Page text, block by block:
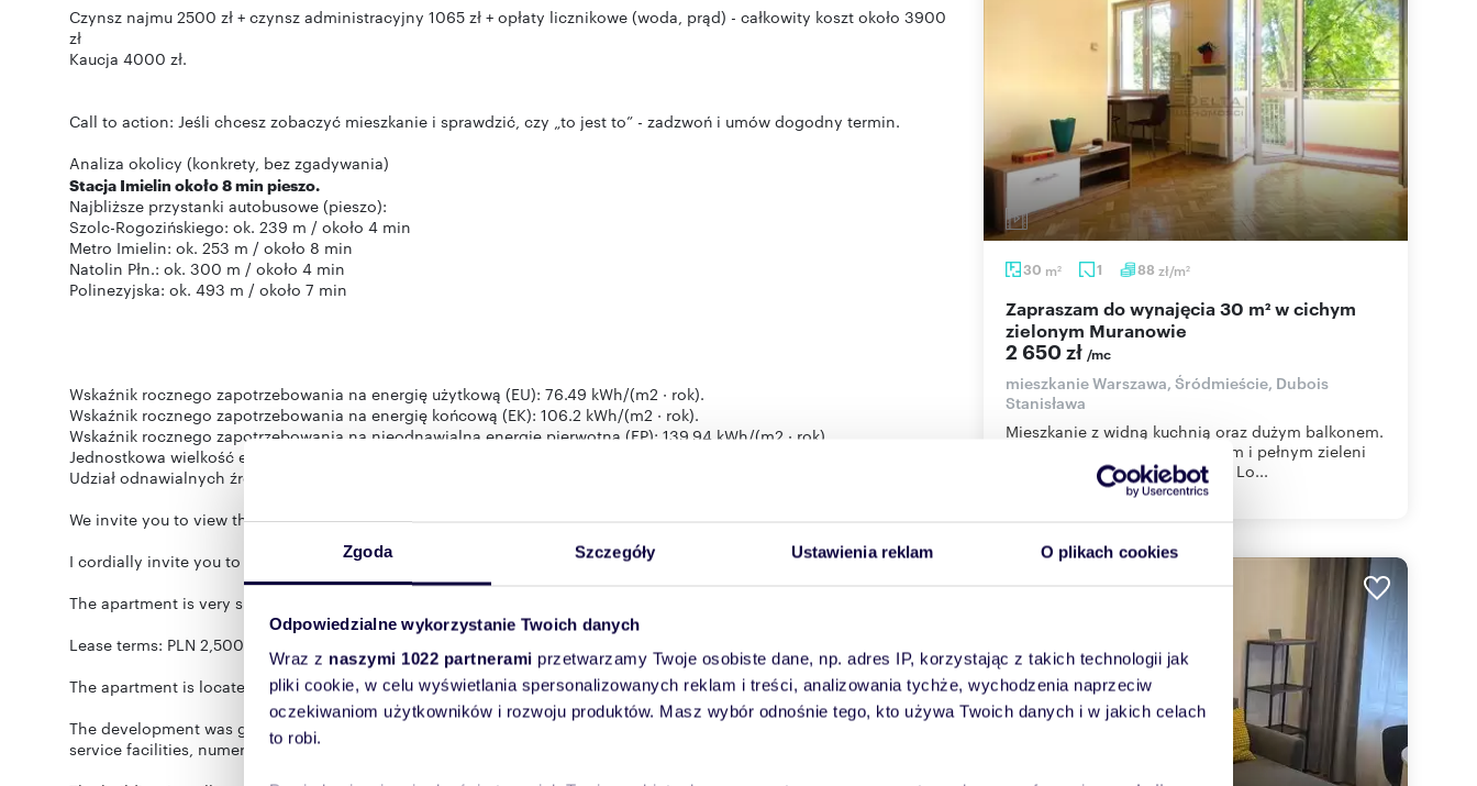
Zgoda Szczegóły Ustawienia reklam O plikach cookies
Odpowiedzialne wykorzystanie Twoich danych
Wraz z naszymi 1022 partnerami przetwarzamy Twoje osobiste dane, np. adres IP, korzystając z takich technologii jak
pliki cookie, w celu wyświetlania spersonalizowanych reklam i treści, analizowania tychże, wychodzenia naprzeciw
oczekiwaniom użytkowników i rozwoju produktów. Masz wybór odnośnie tego, kto używa Twoich danych i w jakich celach
to robi.
Czynsz najmu 2500 zł + czynsz administracyjny 1065 zł + opłaty licznikowe (woda, prąd) - całkowity koszt około 3900
zł
Kaucja 4000 zł.
Call to action: Jeśli chcesz zobaczyć mieszkanie i sprawdzić, czy „to jest to” - zadzwoń i umów dogodny termin.
Analiza okolicy (konkrety, bez zgadywania)
Stacja Imielin około 8 min pieszo.
Najbliższe przystanki autobusowe (pieszo):
Szolc-Rogozińskiego: ok. 239 m / około 4 min
Metro Imielin: ok. 253 m / około 8 min
Natolin Płn.: ok. 300 m / około 4 min
Polinezyjska: ok. 493 m / około 7 min
Wskaźnik rocznego zapotrzebowania na energię użytkową (EU): 76.49 kWh/(m2 · rok).
Wskaźnik rocznego zapotrzebowania na energię końcową (EK): 106.2 kWh/(m2 · rok).
Wskaźnik rocznego zapotrzebowania na nieodnawialną energię pierwotną (EP): 139.94 kWh/(m2 · rok).
Jednostkowa wielkość emisji CO2 (E CO2): 0.0376 t CO2/(m2 · rok).
Udział odnawialnych źródeł energii w rocznym zapotrzebowaniu na energię końcową (U OZE): 0.00 %.
We invite you to view the offer.
I cordially invite you to move into a spacious 61.5 sq m apartment in a prefabricated concrete block.
The apartment is very spacious and cozy.
Lease terms: PLN 2,500 + administrative fees of PLN 1,065 + utilities.
The apartment is located on the 4th floor of a 10-story building with an elevator, and is a two-sided apartment.
The development was given a modern look several years ago. The immediate area offers a full range of retail and
service facilities, numerous walking and cycling trails, and recreational areas.
30 m2 1 88 zł/m2
Zapraszam do wynajęcia 30 m² w cichym
zielonym Muranowie
2 650 zł /mc
mieszkanie Warszawa, Śródmieście, Dubois
Stanisława
Mieszkanie z widną kuchnią oraz dużym balkonem.
Zlokalizowane w bardzo cichym i pełnym zieleni
rejonie Muranowa (ul. Dubois). Lo...